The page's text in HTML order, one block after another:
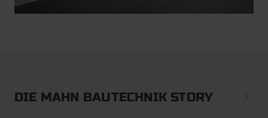
DIE MAHN BAUTECHNIK STORY